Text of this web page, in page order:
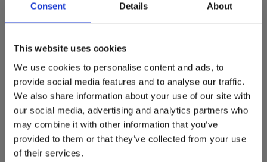
Consent Details About
This website uses cookies
We use cookies to personalise content and ads, to
provide social media features and to analyse our traffic.
We also share information about your use of our site with
our social media, advertising and analytics partners who
may combine it with other information that you’ve
provided to them or that they’ve collected from your use
of their services.
Skärstål 16 x 150 mm 500 Hb
Rekommenderad maskinvikt: 7 - 8 ton